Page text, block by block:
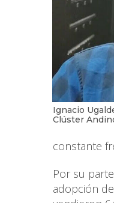
Ignacio
Clúster
constante
Por su
adopción